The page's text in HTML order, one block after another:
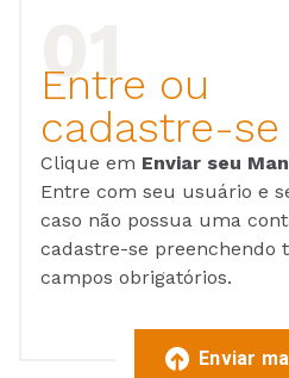
Entre ou
cadastre-se
Clique em Enviar seu
Entre com seu usuário e
caso não possua uma
cadastre-se preenchendo
campos obrigatórios.
Enviar